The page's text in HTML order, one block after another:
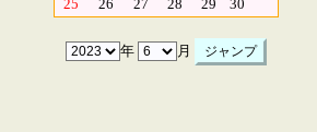
25
26 27 28 29 30
年 月